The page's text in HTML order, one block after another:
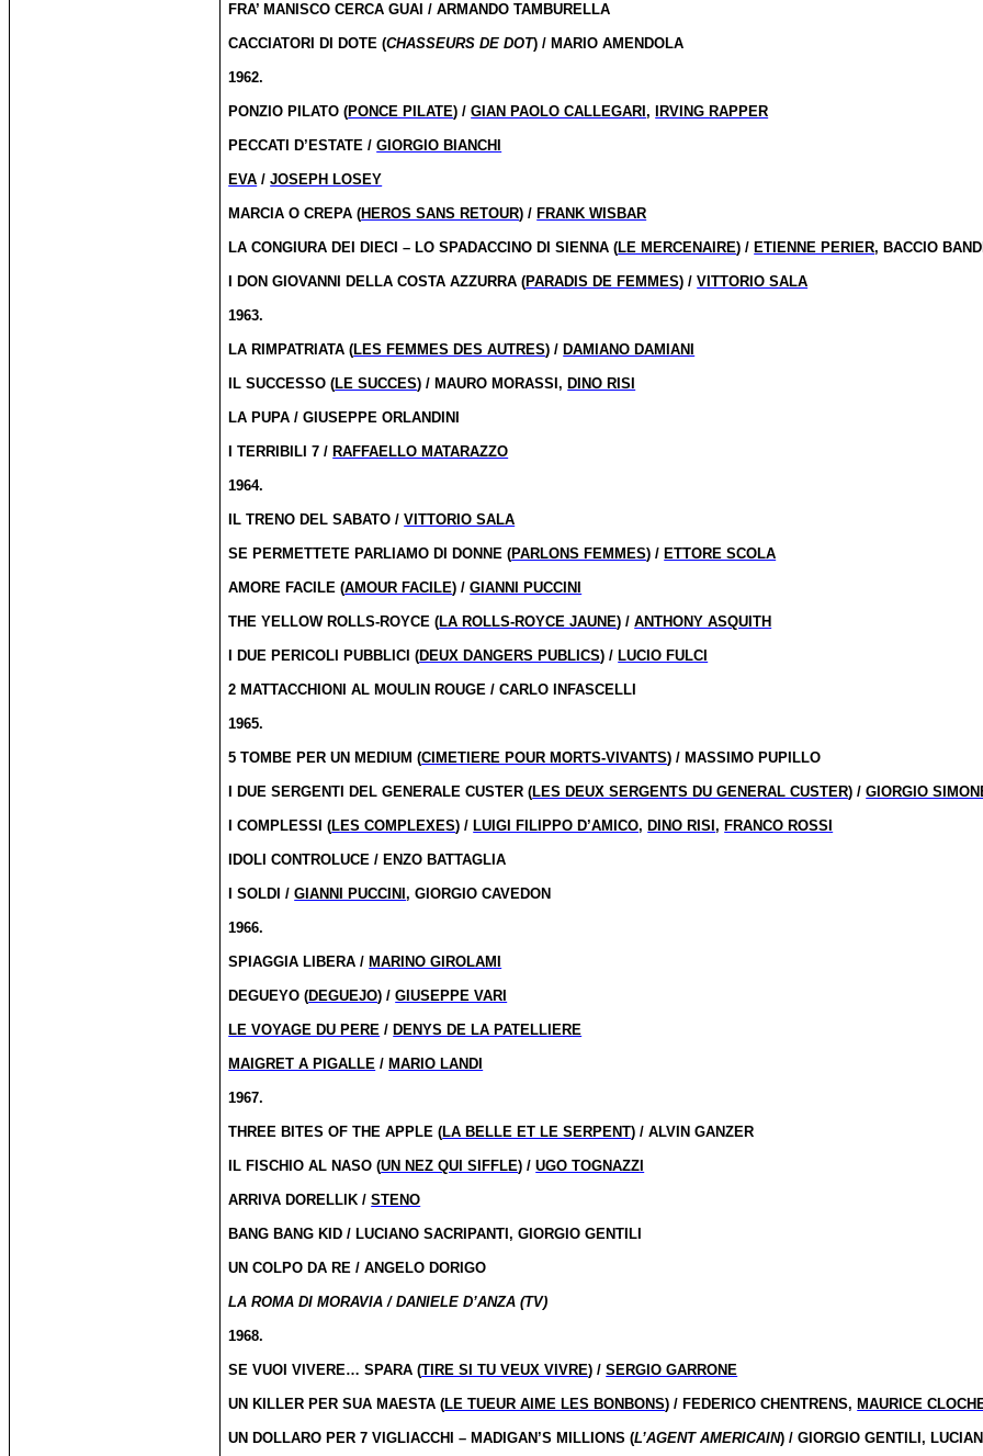
FRA’ MANISCO CERCA GUAI / ARMANDO TAMBURELLA
CACCIATORI DI DOTE (CHASSEURS DE DOT) / MARIO AMENDOLA
1962.
PONZIO PILATO (PONCE PILATE) /GIAN PAOLO CALLEGARI, IRVING RAPPER
PECCATI D’ESTATE /GIORGIO BIANCHI
EVA /JOSEPH LOSEY
MARCIA O CREPA (HEROS SANS RETOUR) / FRANK WISBAR
LA CONGIURA DEI DIECI – LO SPADACCINO DI SIENNA (LE MERCENAIRE) / ETIENNE PERIER, BACCIO
I DON GIOVANNI DELLA COSTA AZZURRA (PARADIS DE FEMMES) /VITTORIO SALA
1963.
LA RIMPATRIATA (LES FEMMES DES AUTRES) / DAMIANO DAMIANI
IL SUCCESSO (LE SUCCES) / MAURO MORASSI, DINO RISI
LA PUPA / GIUSEPPE ORLANDINI
I TERRIBILI 7 / RAFFAELLO MATARAZZO
1964.
IL TRENO DEL SABATO /VITTORIO SALA
SE PERMETTETE PARLIAMO DI DONNE (PARLONS FEMMES) / ETTORE SCOLA
AMORE FACILE (AMOUR FACILE) /GIANNI PUCCINI
THE YELLOW ROLLS-ROYCE (LA ROLLS-ROYCE JAUNE) /ANTHONY ASQUITH
I DUE PERICOLI PUBBLICI (DEUX DANGERS PUBLICS) / LUCIO FULCI
2 MATTACCHIONI AL MOULIN ROUGE / CARLO INFASCELLI
1965.
5 TOMBE PER UN MEDIUM (CIMETIERE POUR MORTS-VIVANTS) / MASSIMO PUPILLO
I DUE SERGENTI DEL GENERALE CUSTER (LES DEUX SERGENTS DU GENERAL CUSTER) /GIORGIO
I COMPLESSI (LES COMPLEXES) / LUIGI FILIPPO D’AMICO, DINO RISI, FRANCO ROSSI
IDOLI CONTROLUCE / ENZO BATTAGLIA
I SOLDI /GIANNI PUCCINI, GIORGIO CAVEDON
1966.
SPIAGGIA LIBERA / MARINO GIROLAMI
DEGUEYO (DEGUEJO) /GIUSEPPE VARI
LE VOYAGE DU PERE / DENYS DE LA PATELLIERE
MAIGRET A PIGALLE / MARIO LANDI
1967.
THREE BITES OF THE APPLE (LA BELLE ET LE SERPENT) / ALVIN GANZER
IL FISCHIO AL NASO (UN NEZ QUI SIFFLE) /UGO TOGNAZZI
ARRIVA DORELLIK /STENO
BANG BANG KID / LUCIANO SACRIPANTI, GIORGIO GENTILI
UN COLPO DA RE / ANGELO DORIGO
LA ROMA DI MORAVIA / DANIELE D’ANZA (TV)
1968.
SE VUOI VIVERE… SPARA (TIRE SI TU VEUX VIVRE) /SERGIO GARRONE
UN KILLER PER SUA MAESTA (LE TUEUR AIME LES BONBONS) / FEDERICO CHENTRENS, MAURICE
UN DOLLARO PER 7 VIGLIACCHI – MADIGAN’S MILLIONS (L’AGENT AMERICAIN) / GIORGIO GENTILI,